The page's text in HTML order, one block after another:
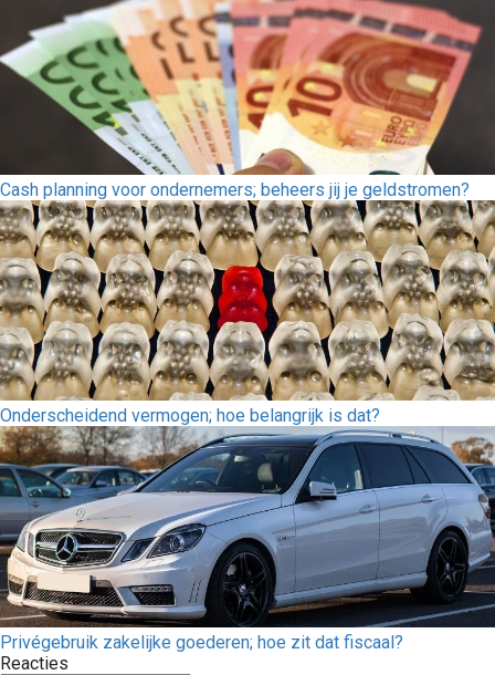
Cash planning voor ondernemers; beheers jij je geldstromen?
Onderscheidend vermogen; hoe belangrijk is dat?
Privégebruik zakelijke goederen; hoe zit dat fiscaal?
Reacties